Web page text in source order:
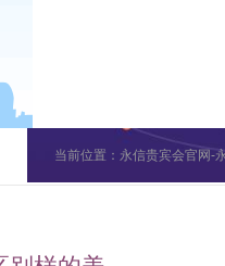
当前位置： 永信贵宾会官网-